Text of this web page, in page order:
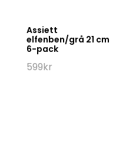
Assiett
elfenben/grå 21 cm
6-pack
599kr